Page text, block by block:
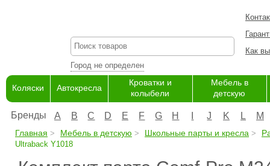
Город не определен
Как
Коляски Автокресла
Кроватки и
колыбели
Мебель в
детскую
Бренды A B C D E F G H J K L M
Главная Мебель в детскую Школьные парты и кресла
Ultraback Y1018